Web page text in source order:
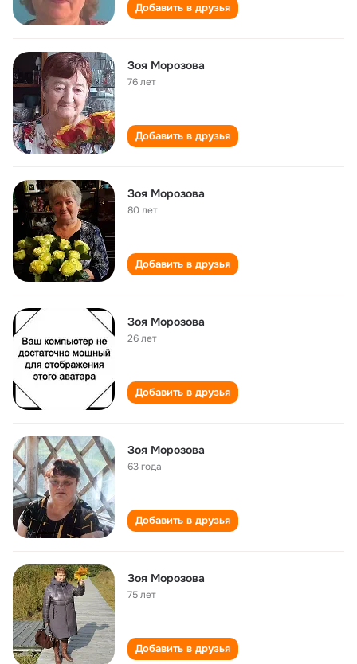
Добавить в друзья
Зоя Морозова
76 лет
Добавить в друзья
Зоя Морозова
80 лет
Добавить в друзья
Зоя Морозова
26 лет
Добавить в друзья
Зоя Морозова
63 года
Добавить в друзья
Зоя Морозова
75 лет
Добавить в друзья